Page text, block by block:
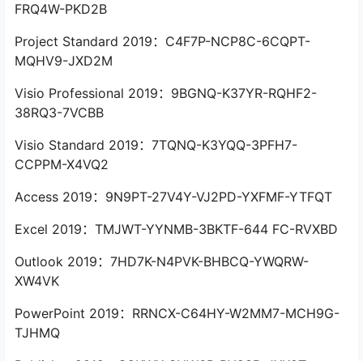
FRQ4W-PKD2B
Project Standard 2019：C4F7P-NCP8C-6CQPT-
MQHV9-JXD2M
Visio Professional 2019：9BGNQ-K37YR-RQHF2-
38RQ3-7VCBB
Visio Standard 2019：7TQNQ-K3YQQ-3PFH7-
CCPPM-X4VQ2
Access 2019：9N9PT-27V4Y-VJ2PD-YXFMF-YTFQT
Excel 2019：TMJWT-YYNMB-3BKTF-644 FC-RVXBD
Outlook 2019：7HD7K-N4PVK-BHBCQ-YWQRW-
XW4VK
PowerPoint 2019：RRNCX-C64HY-W2MM7-MCH9G-
TJHMQ